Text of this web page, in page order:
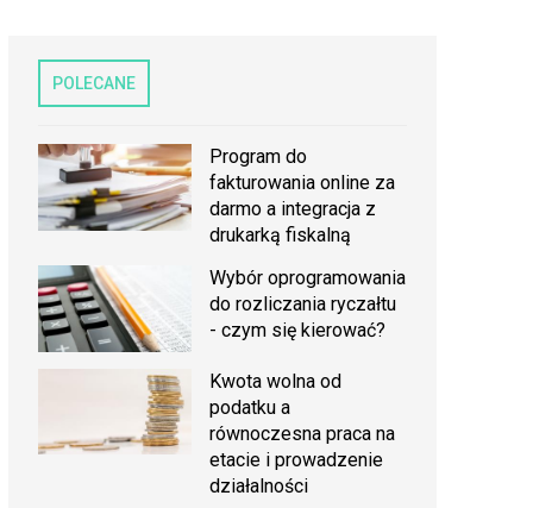
POLECANE
Program do
fakturowania online za
darmo a integracja z
drukarką fiskalną
Wybór oprogramowania
do rozliczania ryczałtu
- czym się kierować?
Kwota wolna od
podatku a
równoczesna praca na
etacie i prowadzenie
działalności